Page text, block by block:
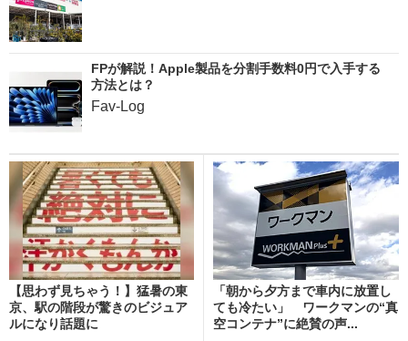
FPが解説！Apple製品を分割手数料0円で入手する
方法とは？
Fav-Log
【思わず見ちゃう！】猛暑の東
京、駅の階段が驚きのビジュア
ルになり話題に
「朝から夕方まで車内に放置し
ても冷たい」 ワークマンの“真
空コンテナ”に絶賛の声...